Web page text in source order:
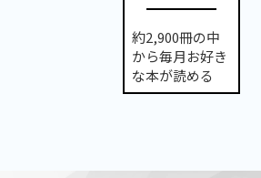
約2,900冊の中
から毎月お好き
な本が読める